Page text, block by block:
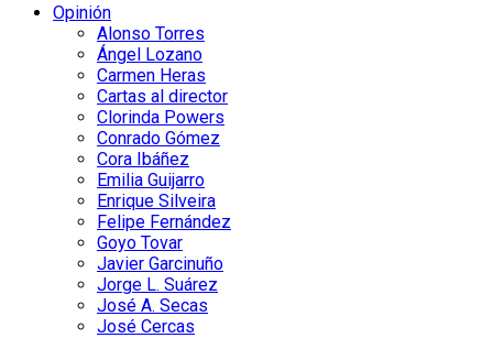
Opinión
Alonso Torres
Ángel Lozano
Carmen Heras
Cartas al director
Clorinda Powers
Conrado Gómez
Cora Ibáñez
Emilia Guijarro
Enrique Silveira
Felipe Fernández
Goyo Tovar
Javier Garcinuño
Jorge L. Suárez
José A. Secas
José Cercas